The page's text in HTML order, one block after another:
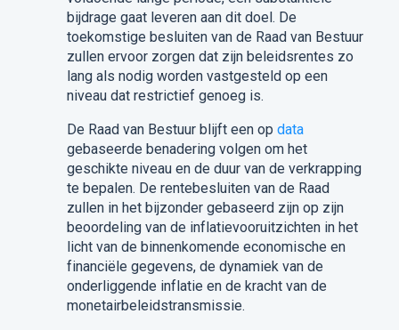
bijdrage gaat leveren aan dit doel. De
toekomstige besluiten van de Raad van Bestuur
zullen ervoor zorgen dat zijn beleidsrentes zo
lang als nodig worden vastgesteld op een
niveau dat restrictief genoeg is.
De Raad van Bestuur blijft een op data
gebaseerde benadering volgen om het
geschikte niveau en de duur van de verkrapping
te bepalen. De rentebesluiten van de Raad
zullen in het bijzonder gebaseerd zijn op zijn
beoordeling van de inflatievooruitzichten in het
licht van de binnenkomende economische en
financiële gegevens, de dynamiek van de
onderliggende inflatie en de kracht van de
monetairbeleidstransmissie.